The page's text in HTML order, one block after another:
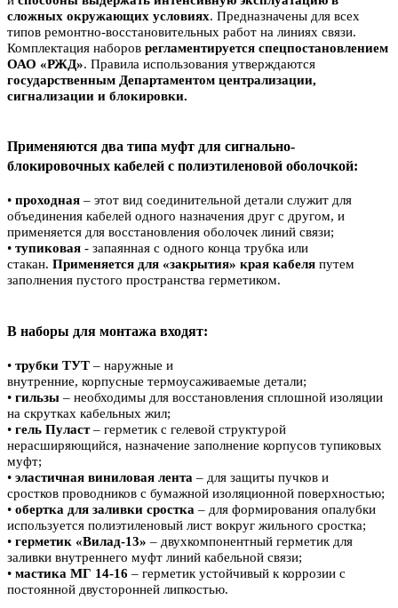
сложных окружающих условиях. Предназначены для всех
типов ремонтно-восстановительных работ на линиях связи.
Комплектация наборов регламентируется спецпостановлением
ОАО «РЖД». Правила использования утверждаются
государственным Департаментом централизации,
сигнализации и блокировки.
Применяются два типа муфт для сигнально-
блокировочных кабелей с полиэтиленовой оболочкой:
• проходная – этот вид соединительной детали служит для
объединения кабелей одного назначения друг с другом, и
применяется для восстановления оболочек линий связи;
• тупиковая - запаянная с одного конца трубка или
стакан. Применяется для «закрытия» края кабеля путем
заполнения пустого пространства герметиком.
В наборы для монтажа входят:
• трубки ТУТ – наружные и
внутренние, корпусные термоусаживаемые детали;
• гильзы – необходимы для восстановления сплошной изоляции
на скрутках кабельных жил;
• гель Пуласт– герметик с гелевой структурой
нерасширяющийся, назначение заполнение корпусов тупиковых
муфт;
• эластичная виниловая лента – для защиты пучков и
сростков проводников с бумажной изоляционной поверхностью;
• обертка для заливки сростка – для формирования опалубки
используется полиэтиленовый лист вокруг жильного сростка;
• герметик «Вилад-13» – двухкомпонентный герметик для
заливки внутреннего муфт линий кабельной связи;
• мастика МГ 14-16 – герметик устойчивый к коррозии с
постоянной двусторонней липкостью.